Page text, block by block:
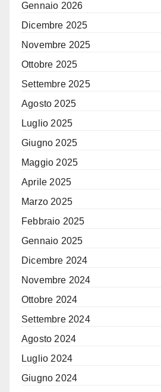
Gennaio 2026
Dicembre 2025
Novembre 2025
Ottobre 2025
Settembre 2025
Agosto 2025
Luglio 2025
Giugno 2025
Maggio 2025
Aprile 2025
Marzo 2025
Febbraio 2025
Gennaio 2025
Dicembre 2024
Novembre 2024
Ottobre 2024
Settembre 2024
Agosto 2024
Luglio 2024
Giugno 2024